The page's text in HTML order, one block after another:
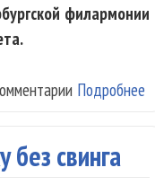
филармонии
Подробнее
без свинга